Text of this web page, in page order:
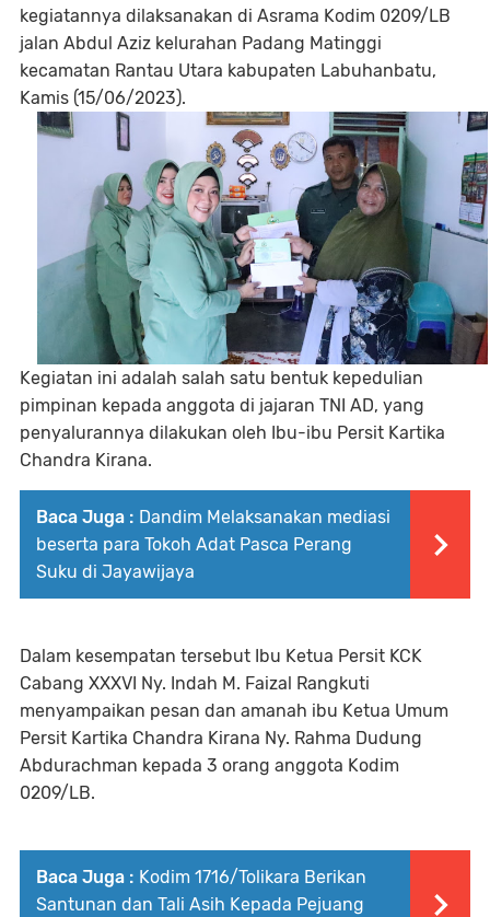
kegiatannya dilaksanakan di Asrama Kodim 0209/LB
jalan Abdul Aziz kelurahan Padang Matinggi
kecamatan Rantau Utara kabupaten Labuhanbatu,
Kamis (15/06/2023).
Kegiatan ini adalah salah satu bentuk kepedulian
pimpinan kepada anggota di jajaran TNI AD, yang
penyalurannya dilakukan oleh Ibu-ibu Persit Kartika
Chandra Kirana.
Baca Juga : Dandim Melaksanakan mediasi
beserta para Tokoh Adat Pasca Perang
Suku di Jayawijaya
Dalam kesempatan tersebut Ibu Ketua Persit KCK
Cabang XXXVI Ny. Indah M. Faizal Rangkuti
menyampaikan pesan dan amanah ibu Ketua Umum
Persit Kartika Chandra Kirana Ny. Rahma Dudung
Abdurachman kepada 3 orang anggota Kodim
0209/LB.
Baca Juga : Kodim 1716/Tolikara Berikan
Santunan dan Tali Asih Kepada Pejuang